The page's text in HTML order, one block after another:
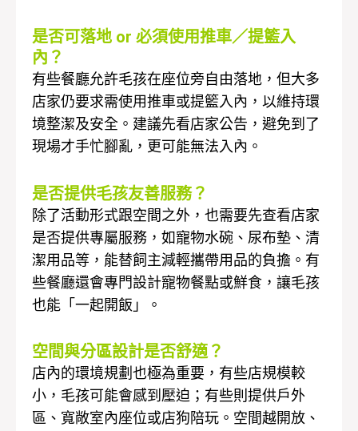
是否可落地 or 必須使用推車／提籃入
內？
有些餐廳允許毛孩在座位旁自由落地，但大多
店家仍要求需使用推車或提籃入內，以維持環
境整潔及安全。建議先看店家公告，避免到了
現場才手忙腳亂，更可能無法入內。
是否提供毛孩友善服務？
除了活動形式跟空間之外，也需要先查看店家
是否提供專屬服務，如寵物水碗、尿布墊、清
潔用品等，能替飼主減輕攜帶用品的負擔。有
些餐廳還會專門設計寵物餐點或鮮食，讓毛孩
也能「一起開飯」。
空間與分區設計是否舒適？
店內的環境規劃也極為重要，有些店規模較
小，毛孩可能會感到壓迫；有些則提供戶外
區、寬敞室內座位或店狗陪玩。空間越開放、